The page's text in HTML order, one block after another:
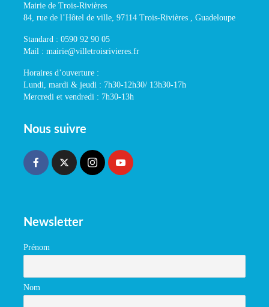
Mairie de Trois-Rivières
84, rue de l’Hôtel de ville, 97114 Trois-Rivières , Guadeloupe
Standard : 0590 92 90 05
Mail : mairie@villetroisrivieres.fr
Horaires d’ouverture :
Lundi, mardi & jeudi : 7h30-12h30/ 13h30-17h
Mercredi et vendredi : 7h30-13h
Nous suivre
Newsletter
Prénom
Nom